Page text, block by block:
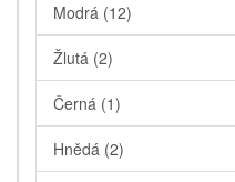
Modrá (12)
Žlutá (2)
Černá (1)
Hnědá (2)